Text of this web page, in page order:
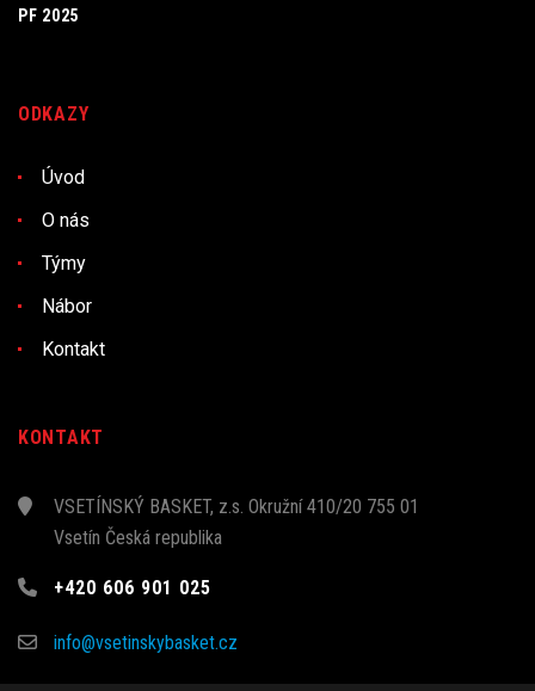
PF 2025
ODKAZY
Úvod
O nás
Týmy
Nábor
Kontakt
KONTAKT
VSETÍNSKÝ BASKET, z.s. Okružní 410/20 755 01
Vsetín Česká republika
+420 606 901 025
info@vsetinskybasket.cz